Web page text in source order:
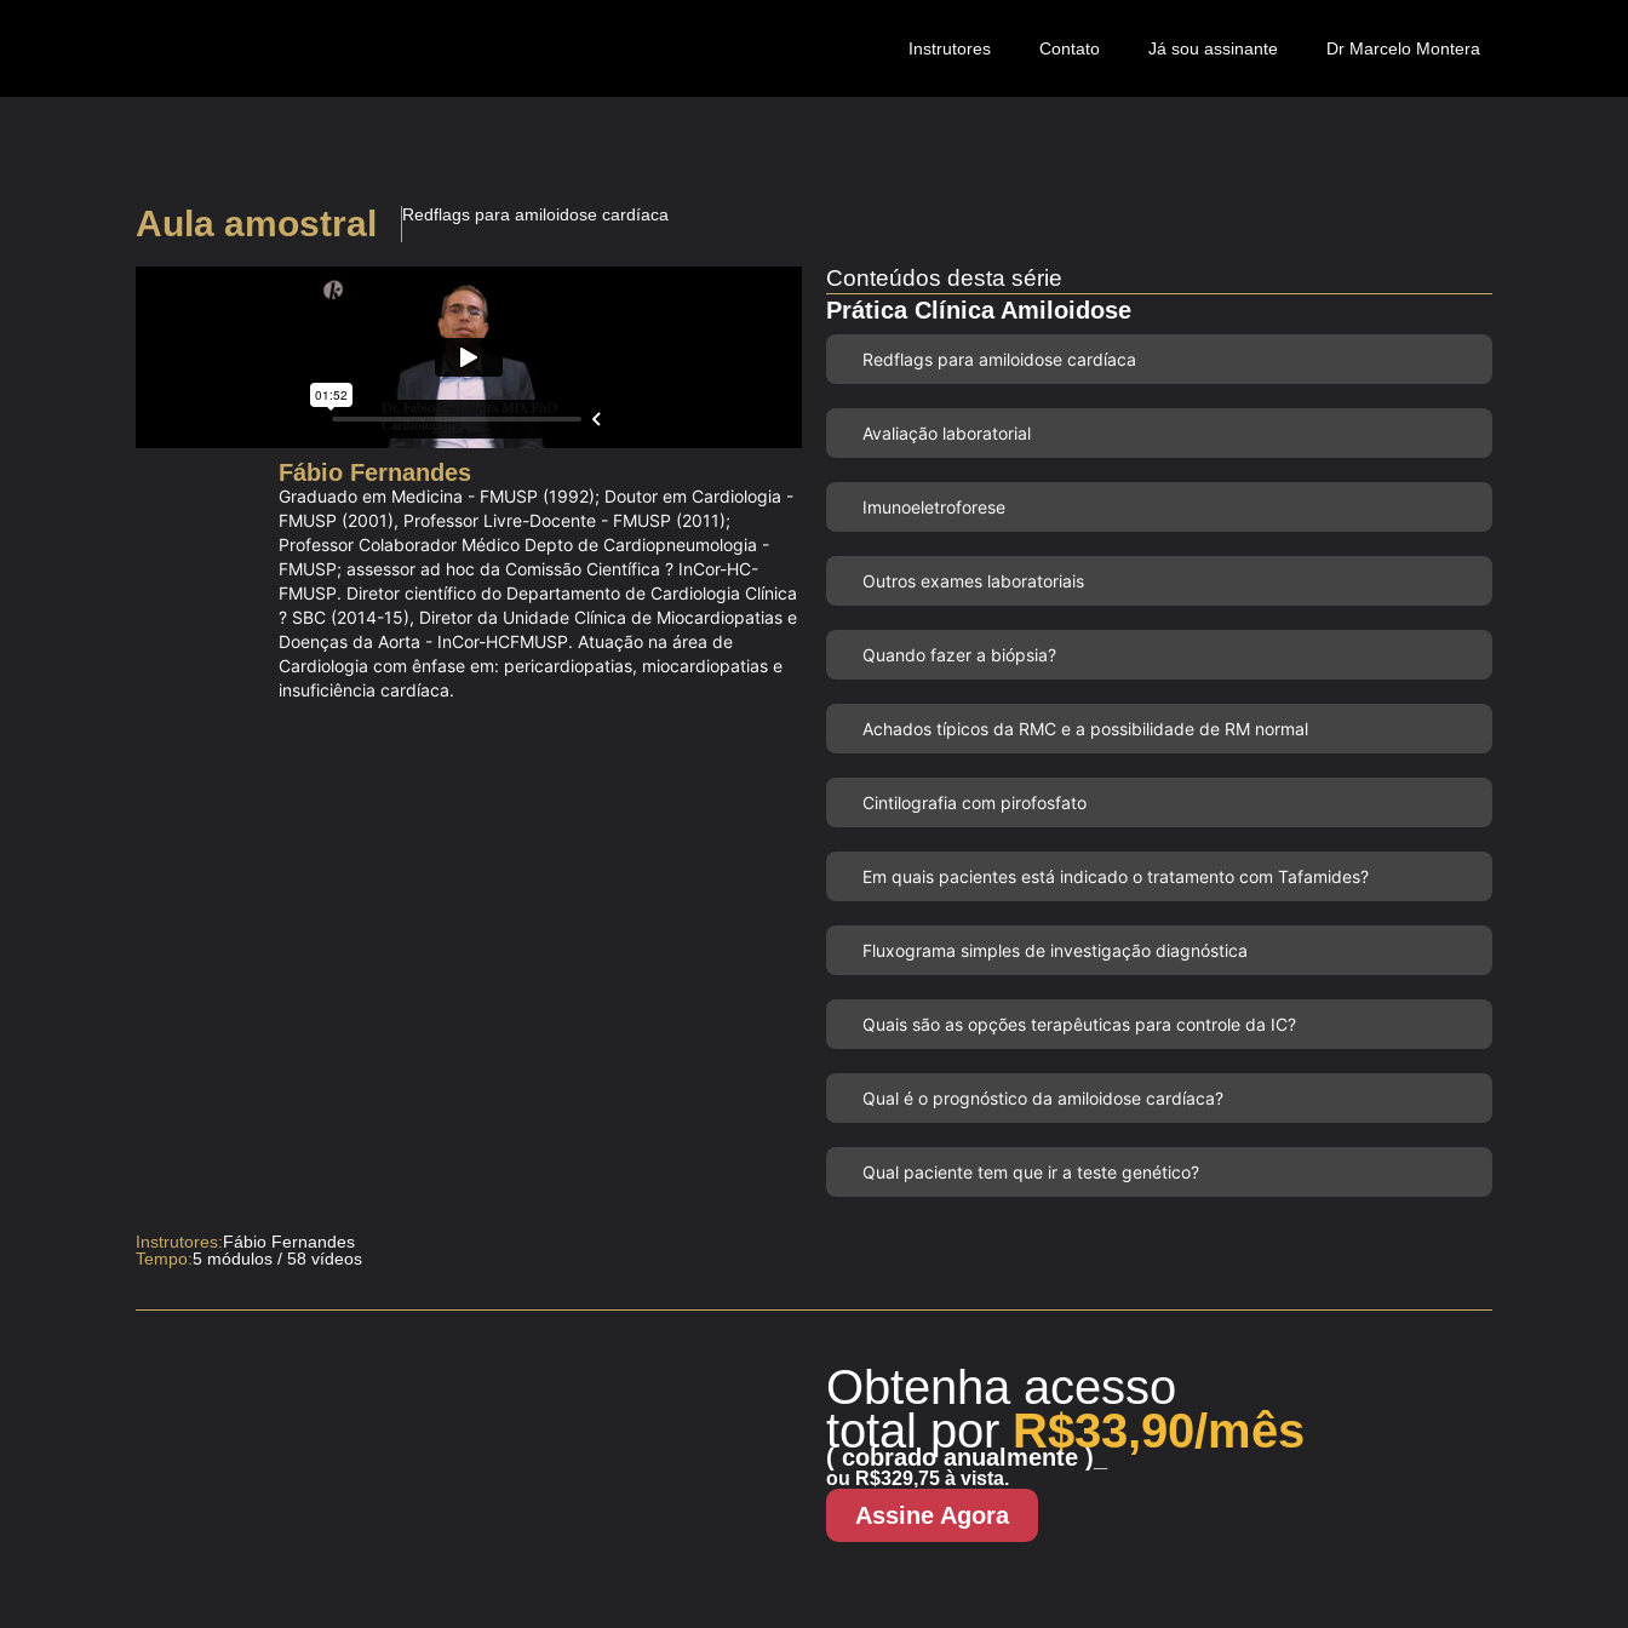
Instrutores Contato Já sou assinante Dr Marcelo Montera
Aula amostral Redflags para amiloidose cardíaca
Fábio Fernandes
Graduado em Medicina - FMUSP (1992); Doutor em Cardiologia -
FMUSP (2001), Professor Livre-Docente - FMUSP (2011);
Professor Colaborador Médico Depto de Cardiopneumologia -
FMUSP; assessor ad hoc da Comissão Científica ? InCor-HC-
FMUSP. Diretor científico do Departamento de Cardiologia Clínica
? SBC (2014-15), Diretor da Unidade Clínica de Miocardiopatias e
Doenças da Aorta - InCor-HCFMUSP. Atuação na área de
Cardiologia com ênfase em: pericardiopatias, miocardiopatias e
insuficiência cardíaca.
Conteúdos desta série
Prática Clínica Amiloidose
Redflags para amiloidose cardíaca
Avaliação laboratorial
Imunoeletroforese
Outros exames laboratoriais
Quando fazer a biópsia?
Achados típicos da RMC e a possibilidade de RM normal
Cintilografia com pirofosfato
Em quais pacientes está indicado o tratamento com Tafamides?
Fluxograma simples de investigação diagnóstica
Quais são as opções terapêuticas para controle da IC?
Qual é o prognóstico da amiloidose cardíaca?
Qual paciente tem que ir a teste genético?
Instrutores:Fábio Fernandes
Tempo:5 módulos / 58 vídeos
Obtenha acesso
total por R$33,90/mês
( cobrado anualmente )_
ou R$329,75 à vista.
Assine Agora